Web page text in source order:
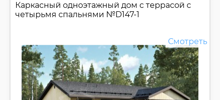
Каркасный одноэтажный дом c террасой с
четырьмя спальнями №D147-1
Смотреть